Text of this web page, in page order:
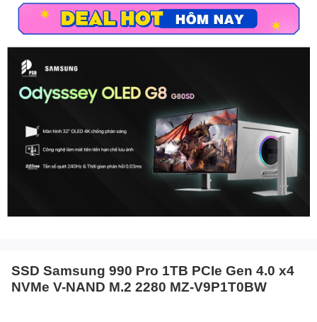
SSD Samsung 990 Pro 1TB PCIe Gen 4.0 x4
NVMe V-NAND M.2 2280 MZ-V9P1T0BW